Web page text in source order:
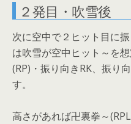
２発目・吹雪後
次に空中で２ヒット目に
は吹雪が空中ヒット～を
(RP)・振り向きRK、振り
す。
高さがあれば卍裏拳～